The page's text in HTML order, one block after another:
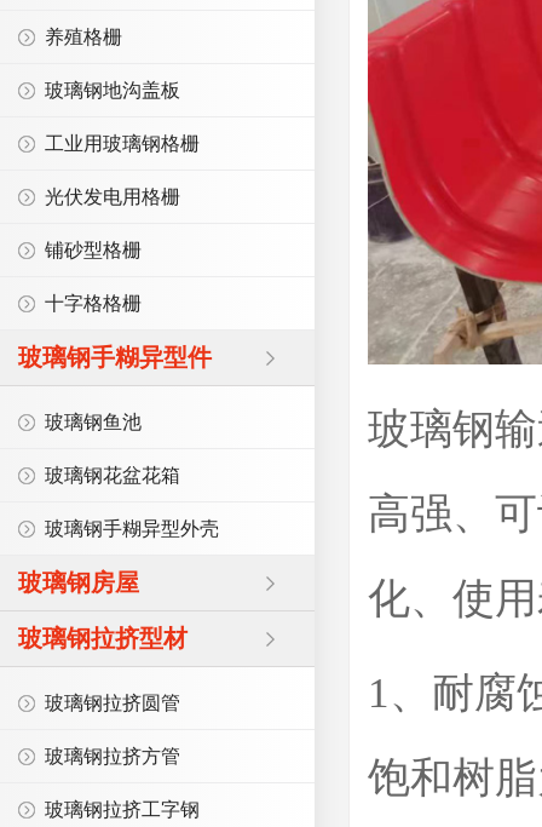
养殖格栅
玻璃钢地沟盖板
工业用玻璃钢格栅
光伏发电用格栅
铺砂型格栅
十字格格栅
玻璃钢手糊异型件
玻璃钢鱼池
玻璃钢花盆花箱
玻璃钢手糊异型外壳
玻璃钢房屋
玻璃钢拉挤型材
玻璃钢拉挤圆管
玻璃钢拉挤方管
玻璃钢拉挤工字钢
玻璃钢
高强、
化、使
1、耐腐
饱和树